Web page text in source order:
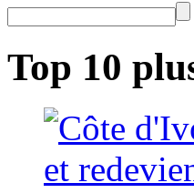
Top 10